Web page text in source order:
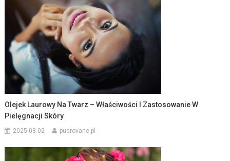
Olejek Laurowy Na Twarz – Właściwości I Zastosowanie W
Pielęgnacji Skóry
2025-03-02 pudrovane.pl